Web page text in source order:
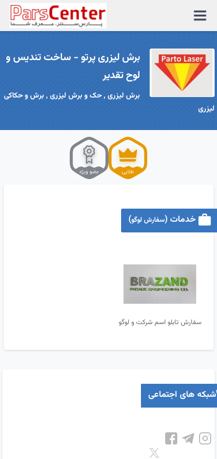
منوی
سایت
برش لیزری پرتو - ساخت تندیس و
لوح تقدیر
برش لیزری , حک و برش لیزری , برش و حکاکی
لیزری
خدمات (سفارش لوگو)
سفارش تابلو اسم شرکت و لوگو
شبکه های اجتماعی